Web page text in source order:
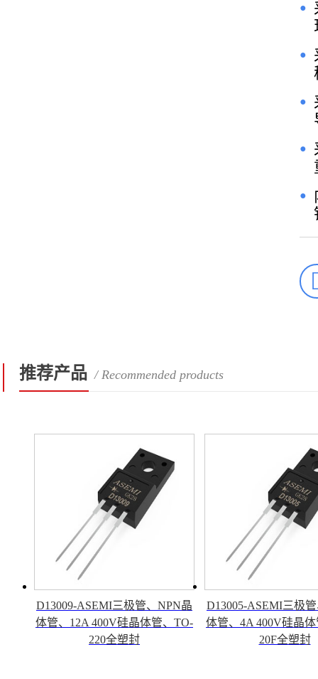
●
●
●
●
●
推荐产品 / Recommended products
D13009-ASEMI三极管、NPN晶
体管、12A 400V硅晶体管、TO-
220全塑封
D13005-ASEMI三极
体管、4A 400V硅晶
20F全塑封